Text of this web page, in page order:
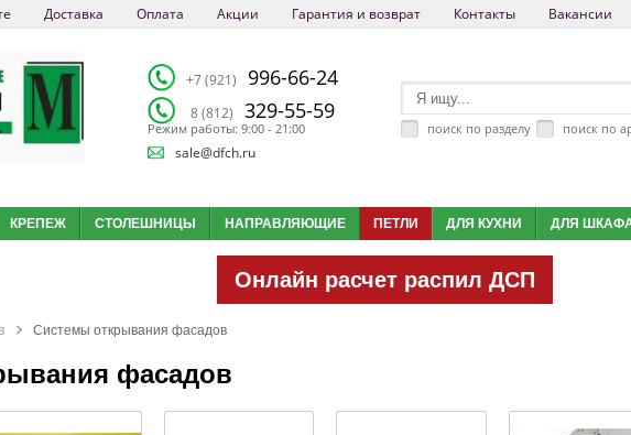
Доставка Оплата Акции Гарантия и возврат Контакты Вакансии
+7 (921) 996-66-24
8 (812) 329-55-59
Режим работы: 9:00 - 21:00
sale@dfch.ru
поиск по разделу поиск по
КРЕПЕЖ СТОЛЕШНИЦЫ НАПРАВЛЯЮЩИЕ ПЕТЛИ ДЛЯ КУХНИ ДЛЯ
Онлайн расчет распил ДСП
Системы открывания фасадов
фасадов